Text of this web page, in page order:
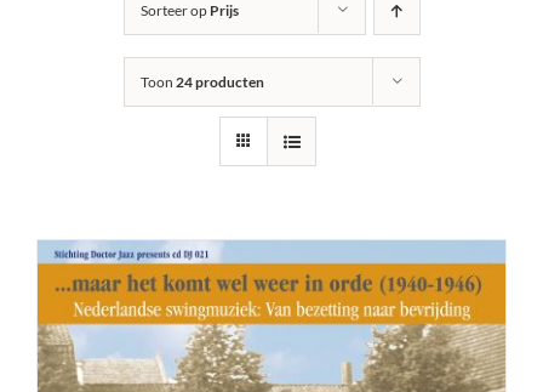
Sorteer op Prijs
Toon 24 producten